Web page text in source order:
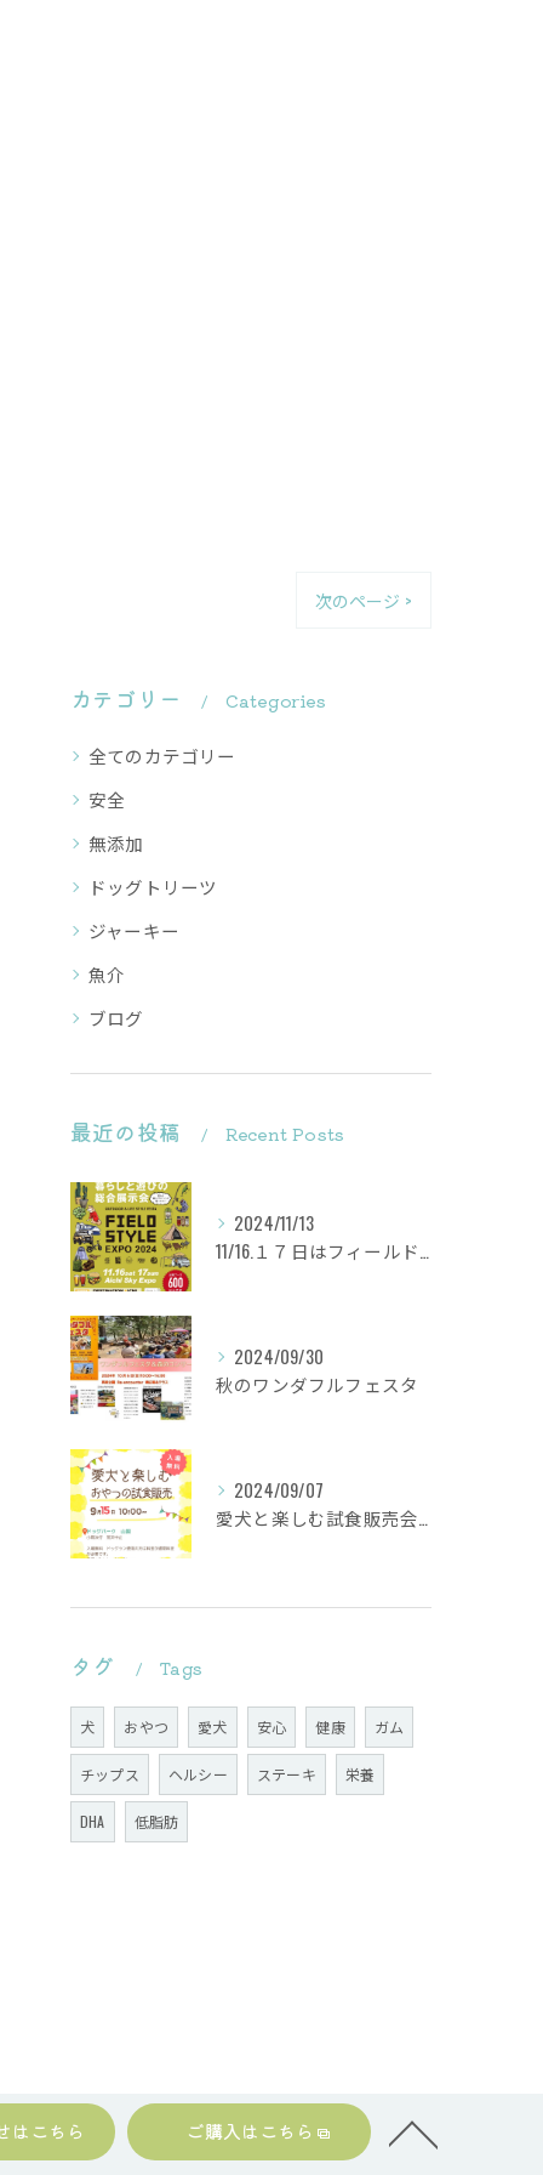
次のページ >
カテゴリー Categories
全てのカテゴリー
安全
無添加
ドッグトリーツ
ジャーキー
魚介
ブログ
最近の投稿 Recent Posts
2024/11/13
11/16.１７日はフィールドスタイルに出店致します
2024/09/30
秋のワンダフルフェスタ
2024/09/07
愛犬と楽しむ試食販売会を行います。
タグ Tags
犬 おやつ 愛犬 安心 健康 ガム
チップス ヘルシー ステーキ 栄養
DHA 低脂肪
はこちら ご購入はこちら